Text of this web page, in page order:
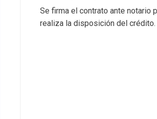
Se firma el contrato ante notario
realiza la disposición del crédito.